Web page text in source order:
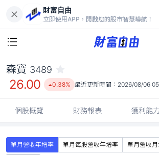
財富自由
立即使用APP，開啟您的股市智慧導航！
26.00
0.38%
森寶 3489
26.00 0.38% 最近更新時間： 2026/08/06
個股概覽 財務報表 獲利能力
單月營收年增率 單月每股營收年增率
單月營收